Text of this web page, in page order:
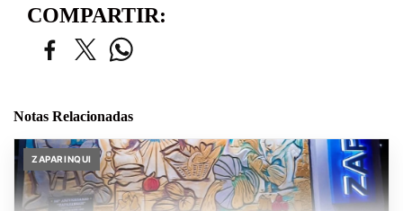
COMPARTIR:
Notas Relacionadas
ZAPARINQUI